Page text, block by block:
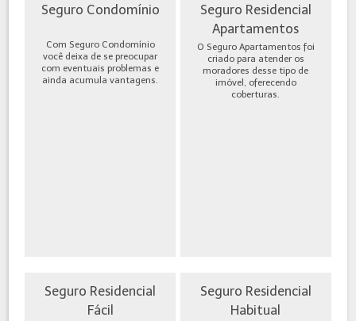
Seguro Condomínio
Com Seguro Condomínio
você deixa de se preocupar
com eventuais problemas e
ainda acumula vantagens.
Seguro Residencial
Apartamentos
O Seguro Apartamentos foi
criado para atender os
moradores desse tipo de
imóvel, oferecendo
coberturas.
Seguro Residencial
Fácil
Seguro Residencial
Habitual